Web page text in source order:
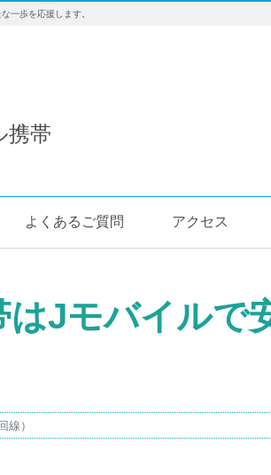
一歩を応援します。
携帯
よくあるご質問 アクセス
Jモバイルで
線）